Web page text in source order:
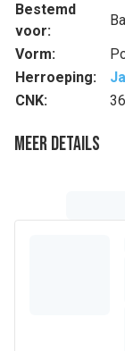
Bestemd
voor:
Vorm:
Herroeping:
CNK:
Meer details
geavanceerde